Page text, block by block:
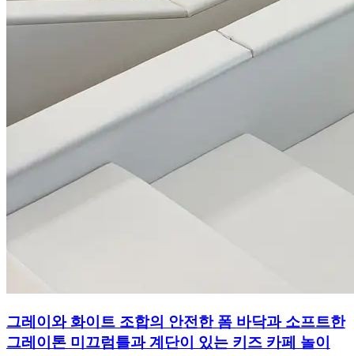
그레이와 화이트 조합의 안전한 폼 바닥과 소프트한
그레이톤 미끄럼틀과 계단이 있는 키즈 카페 놀이